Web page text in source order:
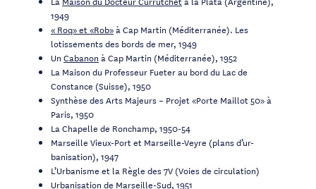
1949
« Roq» et «Rob»à Cap Martin (Méditerranée). Les
lotissements des bords de mer, 1949
Un Cabanon à Cap Martin (Méditerranée), 1952
La Maison du Professeur Fueter au bord du Lac de
Constance (Suisse), 1950
Synthèse des Arts Majeurs – Projet «Porte Maillot 50» à
Paris, 1950
La Chapelle de Ronchamp, 1950-54
Marseille Vieux-Port et Marseille-Veyre (plans d’ur­
banisation), 1947
L’Urbanisme et la Règle des 7V (Voies de circulation)
Urbanisation de Marseille-Sud, 1951